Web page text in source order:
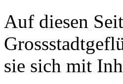
Auf diesen
sie sich mit